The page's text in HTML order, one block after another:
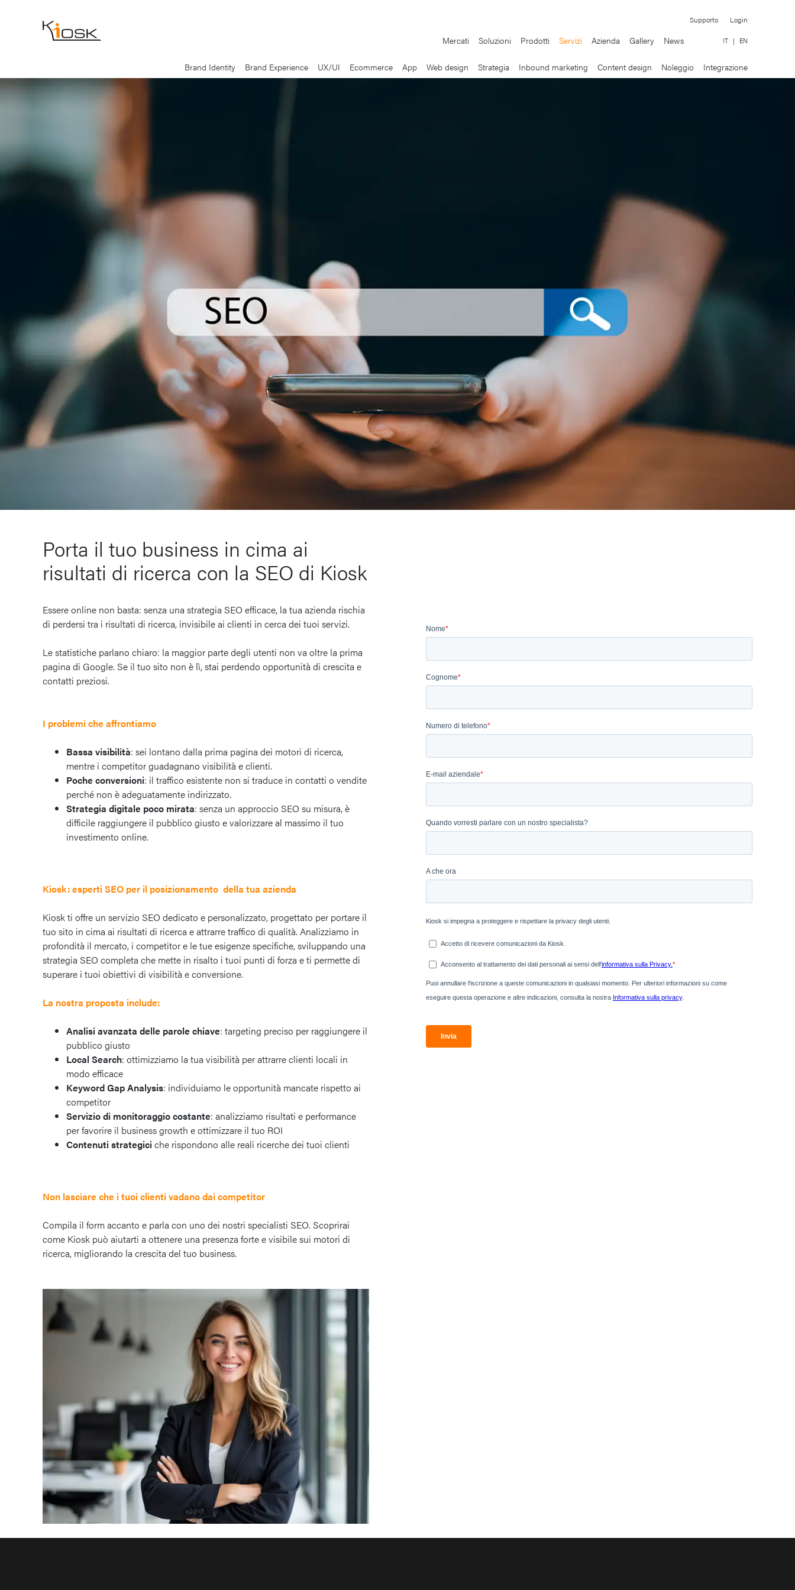
Supporto Login
Mercati Soluzioni Prodotti Servizi Azienda Gallery News IT | EN
Brand Identity Brand Experience UX/UI Ecommerce App Web design Strategia Inbound marketing Content design Noleggio Integrazione
Porta il tuo business in cima ai
risultati di ricerca con la SEO di Kiosk
Essere online non basta: senza una strategia SEO efficace, la tua azienda rischia
di perdersi tra i risultati di ricerca, invisibile ai clienti in cerca dei tuoi servizi.
Le statistiche parlano chiaro: la maggior parte degli utenti non va oltre la prima
pagina di Google. Se il tuo sito non è lì, stai perdendo opportunità di crescita e
contatti preziosi.
I problemi che affrontiamo
Bassa visibilità: sei lontano dalla prima pagina dei motori di ricerca,
mentre i competitor guadagnano visibilità e clienti.
Poche conversioni: il traffico esistente non si traduce in contatti o vendite
perché non è adeguatamente indirizzato.
Strategia digitale poco mirata: senza un approccio SEO su misura, è
difficile raggiungere il pubblico giusto e valorizzare al massimo il tuo
investimento online.
Kiosk: esperti SEO per il posizionamento della tua azienda
Kiosk ti offre un servizio SEO dedicato e personalizzato, progettato per portare il
tuo sito in cima ai risultati di ricerca e attrarre traffico di qualità. Analizziamo in
profondità il mercato, i competitor e le tue esigenze specifiche, sviluppando una
strategia SEO completa che mette in risalto i tuoi punti di forza e ti permette di
superare i tuoi obiettivi di visibilità e conversione.
La nostra proposta include:
Analisi avanzata delle parole chiave: targeting preciso per raggiungere il
pubblico giusto
Local Search: ottimizziamo la tua visibilità per attrarre clienti locali in
modo efficace
Keyword Gap Analysis: individuiamo le opportunità mancate rispetto ai
competitor
Servizio di monitoraggio costante: analizziamo risultati e performance
per favorire il business growth e ottimizzare il tuo ROI
Contenuti strategici che rispondono alle reali ricerche dei tuoi clienti
Non lasciare che i tuoi clienti vadano dai competitor
Compila il form accanto e parla con uno dei nostri specialisti SEO. Scoprirai
come Kiosk può aiutarti a ottenere una presenza forte e visibile sui motori di
ricerca, migliorando la crescita del tuo business.